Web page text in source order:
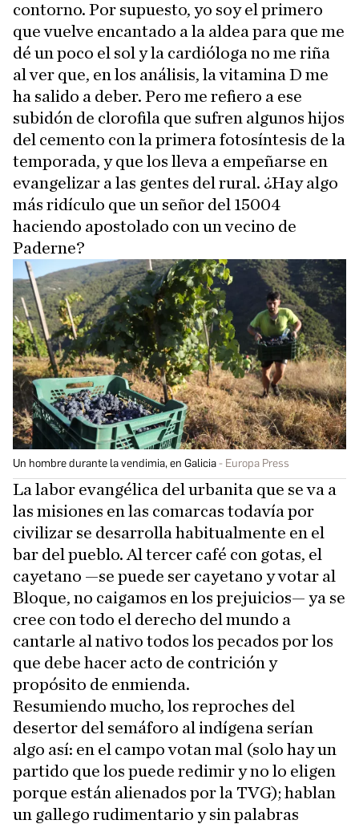
contorno. Por supuesto, yo soy el primero
que vuelve encantado a la aldea para que me
dé un poco el sol y la cardióloga no me riña
al ver que, en los análisis, la vitamina D me
ha salido a deber. Pero me refiero a ese
subidón de clorofila que sufren algunos hijos
del cemento con la primera fotosíntesis de la
temporada, y que los lleva a empeñarse en
evangelizar a las gentes del rural. ¿Hay algo
más ridículo que un señor del 15004
haciendo apostolado con un vecino de
Paderne?
Un hombre durante la vendimia, en Galicia Europa Press
La labor evangélica del urbanita que se va a
las misiones en las comarcas todavía por
civilizar se desarrolla habitualmente en el
bar del pueblo. Al tercer café con gotas, el
cayetano —se puede ser cayetano y votar al
Bloque, no caigamos en los prejuicios— ya se
cree con todo el derecho del mundo a
cantarle al nativo todos los pecados por los
que debe hacer acto de contrición y
propósito de enmienda.
Resumiendo mucho, los reproches del
desertor del semáforo al indígena serían
algo así: en el campo votan mal (solo hay un
partido que los puede redimir y no lo eligen
porque están alienados por la TVG); hablan
un gallego rudimentario y sin palabras